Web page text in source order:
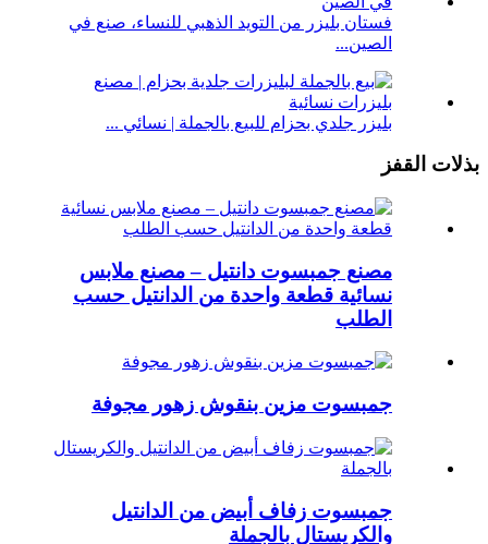
فستان بليزر من التويد الذهبي للنساء، صنع في
الصين...
بليزر جلدي بحزام للبيع بالجملة | نسائي ...
بذلات القفز
مصنع جمبسوت دانتيل – مصنع ملابس
نسائية قطعة واحدة من الدانتيل حسب
الطلب
جمبسوت مزين بنقوش زهور مجوفة
جمبسوت زفاف أبيض من الدانتيل
والكريستال بالجملة